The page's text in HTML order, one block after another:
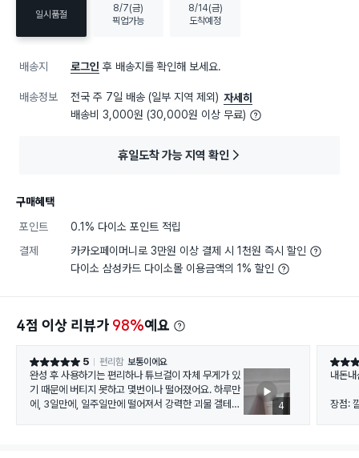
일시품절
8/7(금)
픽업가능
8/14(금)
도착예정
배송지 로그인 후 배송지를 확인해 보세요.
배송정보 전국 주 7일 배송 (일부 지역 제외) 자세히
배송비 3,000원 (30,000원 이상 무료)
휴일도착 가능 지역 확인
구매혜택
포인트
0.1% 다이소 포인트 적립
결제
카카오페이머니로 3만원 이상 결제 시 1천원 즉시 할인
다이소 삼성카드 다이소몰 이용금액의 1% 할인
4점 이상 리뷰가 98%예요
별점 5점 5 편리함 보통이에요
완성 후 사용하기는 편리하나 튜브걸이 자체 무게가 있
기 때문에 버티지 못하고 몇번이나 떨어졌어요. 하루만
에, 3일만에, 일주일만에 떨어져서 강력한 괴물 겔테이
4
별점 5
내돈
장점: